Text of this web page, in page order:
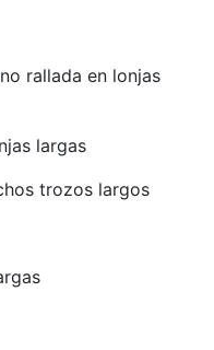
rallada en lonjas
largas
trozos largos